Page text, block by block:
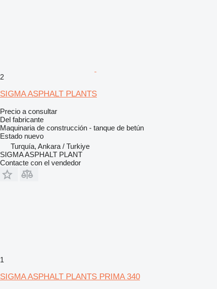
2
SIGMA ASPHALT PLANTS
Precio a consultar
Del fabricante
Maquinaria de construcción - tanque de betún
Estado nuevo
Turquía, Ankara / Turkiye
SIGMA ASPHALT PLANT
Contacte con el vendedor
1
SIGMA ASPHALT PLANTS PRIMA 340